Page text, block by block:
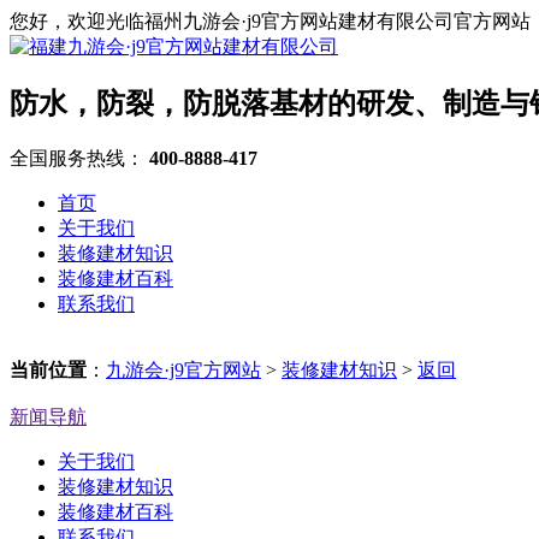
您好，欢迎光临福州九游会·j9官方网站建材有限公司官方网站
防水，防裂，防脱落基材的研发、制造与
全国服务热线： 400-8888-417
首页
关于我们
装修建材知识
装修建材百科
联系我们
当前位置 ： 九游会·j9官方网站 > 装修建材知识 > 返回
新闻导航
关于我们
装修建材知识
装修建材百科